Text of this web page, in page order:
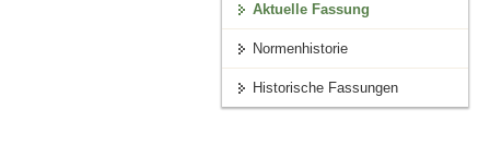
Aktuelle Fassung
Normenhistorie
Historische Fassungen